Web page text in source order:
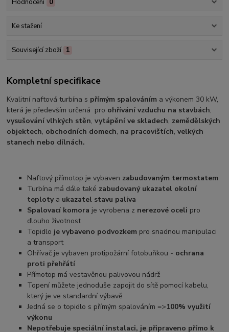
Ke stažení
Související zboží 1
Kompletní specifikace
Kvalitní naftová turbína s přímým spalováním a výkonem 30 kW,
která je především určená pro ohřívání vzduchu na stavbách,
vysušování vlhkých stěn, vytápění ve skladech, zemědělských
objektech, obchodních domech, na pracovištích,velkých
stanech nebo dílnách.
Naftový přímotop je vybaven zabudovaným termostatem
Turbína má dále také zabudovaný ukazatel okolní
teplotya ukazatel stavu paliva
Spalovací komora je vyrobena z nerezové oceli pro
dlouho životnost
Topidlo je vybaveno podvozkem pro snadnou manipulaci
a transport
Ohřívač je vybaven protipožární fotobuňkou - ochrana
proti přehřátí
Přímotop má vestavěnou palivovou nádrž
Topení můžete jednoduše zapojit do sítě pomocí kabelu,
který je ve standardní výbavě
Jedná se o topidlo s přímým spalováním =>100% využití
výkonu
Nepotřebuje speciální instalaci, je připraveno přímo k